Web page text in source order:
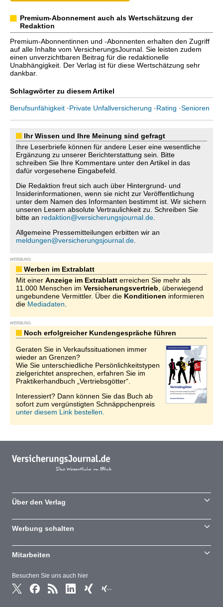
Premium-Abonnement auch als Wertschätzung der
Redaktion
Premium-Abonnentinnen und -Abonnenten erhalten den Zugriff
auf alle Inhalte vom VersicherungsJournal. Sie leisten zudem
einen unverzichtbaren Beitrag für die redaktionelle
Unabhängigkeit. Der Verlag ist für diese Wertschätzung sehr
dankbar.
Schlagwörter zu diesem Artikel
Berufsunfähigkeit ·Private Unfallversicherung ·Rating ·Senioren
Ihr Wissen und Ihre Meinung sind gefragt
Ihre Leserbriefe können für andere Leser eine wesentliche
Ergänzung zu unserer Berichterstattung sein. Bitte
schreiben Sie Ihre Kommentare unter den Artikel in das
dafür vorgesehene Eingabefeld.
Die Redaktion freut sich auch über Hintergrund- und
Insiderinformationen, wenn sie nicht zur Veröffentlichung
unter dem Namen des Informanten bestimmt ist. Wir sichern
unseren Lesern absolute Vertraulichkeit zu. Schreiben Sie
bitte an redaktion@versicherungsjournal.de
Allgemeine Pressemitteilungen erbitten wir an
meldungen@versicherungsjournal.de
WERBUNG
Werben im Extrablatt
Mit einer Anzeige im Extrablatt erreichen Sie mehr als
11.000 Menschen im Versicherungsvertrieb , überwiegend
ungebundene Vermittler. Über die Konditionen informieren
die Mediadaten
WERBUNG
Noch erfolgreicher Kundengespräche führen
Geraten Sie in Verkaufssituationen immer
wieder an Grenzen?
Wie Sie unterschiedliche Persönlichkeitstypen
zielgerichtet ansprechen, erfahren Sie im
Praktikerhandbuch „Vertriebsgötter“.
Interessiert? Dann können Sie das Buch ab
sofort zum vergünstigten Schnäppchenpreis
unter diesem Link bestellen.
Besuchen Sie uns auch hier
Über den Verlag
Werbung schalten
Mitarbeiten